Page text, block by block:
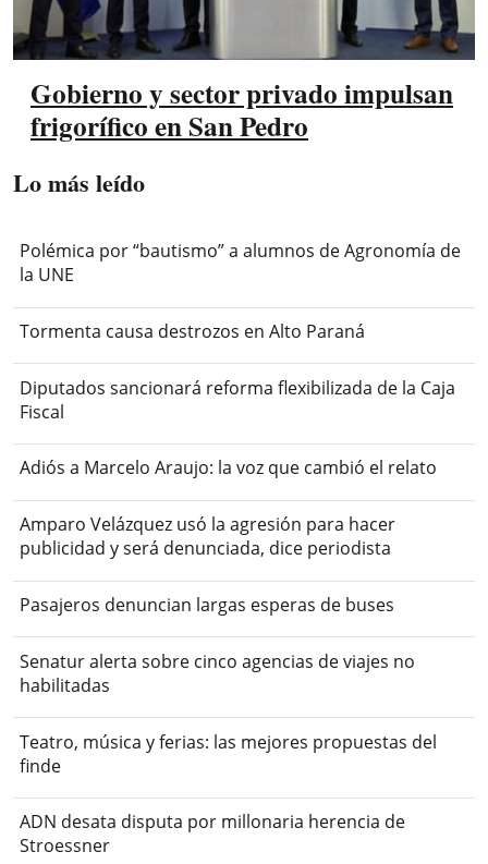
Gobierno y sector privado impulsan
frigorífico en San Pedro
Lo más leído
Polémica por “bautismo” a alumnos de Agronomía de
la UNE
Tormenta causa destrozos en Alto Paraná
Diputados sancionará reforma flexibilizada de la Caja
Fiscal
Adiós a Marcelo Araujo: la voz que cambió el relato
Amparo Velázquez usó la agresión para hacer
publicidad y será denunciada, dice periodista
Pasajeros denuncian largas esperas de buses
Senatur alerta sobre cinco agencias de viajes no
habilitadas
Teatro, música y ferias: las mejores propuestas del
finde
ADN desata disputa por millonaria herencia de
Stroessner